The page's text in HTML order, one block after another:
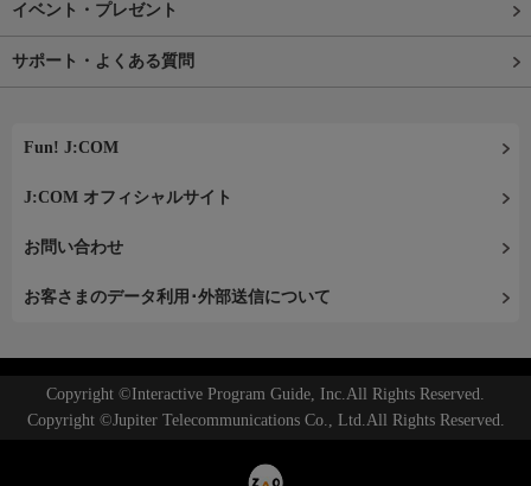
イベント・プレゼント
サポート・よくある質問
Fun! J:COM
J:COM オフィシャルサイト
お問い合わせ
お客さまのデータ利用･外部送信について
Copyright ©Interactive Program Guide, Inc.All Rights Reserved.
Copyright ©Jupiter Telecommunications Co., Ltd.All Rights Reserved.